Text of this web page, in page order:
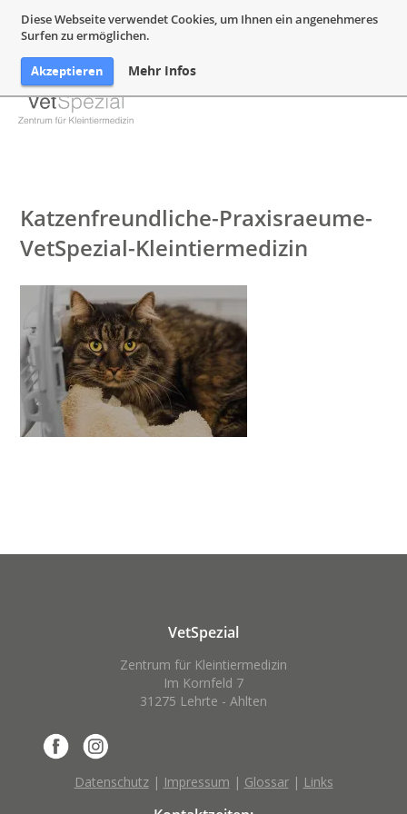
Diese Webseite verwendet Cookies, um Ihnen ein angenehmeres
Surfen zu ermöglichen.
Akzeptieren Mehr Infos
Katzenfreundliche-Praxisraeume-
VetSpezial-Kleintiermedizin
VetSpezial
Zentrum für Kleintiermedizin
Im Kornfeld 7
31275 Lehrte - Ahlten
Datenschutz| Impressum | Glossar| Links